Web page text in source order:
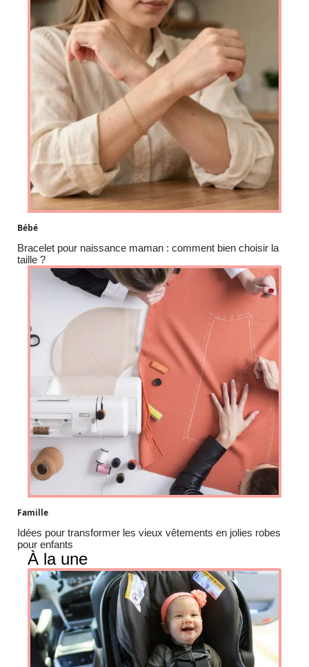
Bébé
Bracelet pour naissance maman : comment bien choisir la
taille ?
Famille
Idées pour transformer les vieux vêtements en jolies robes
pour enfants
À la une